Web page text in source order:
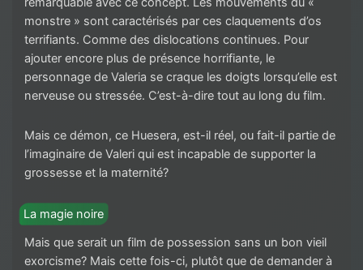
monstre » sont caractérisés par ces claquements d’os
terrifiants. Comme des dislocations continues. Pour
ajouter encore plus de présence horrifiante, le
personnage de Valeria se craque les doigts lorsqu’elle est
nerveuse ou stressée. C’est-à-dire tout au long du film.
Mais ce démon, ce Huesera, est-il réel, ou fait-il partie de
l’imaginaire de Valeri qui est incapable de supporter la
grossesse et la maternité?
La magie noire
Mais que serait un film de possession sans un bon vieil
exorcisme? Mais cette fois-ci, plutôt que de demander à